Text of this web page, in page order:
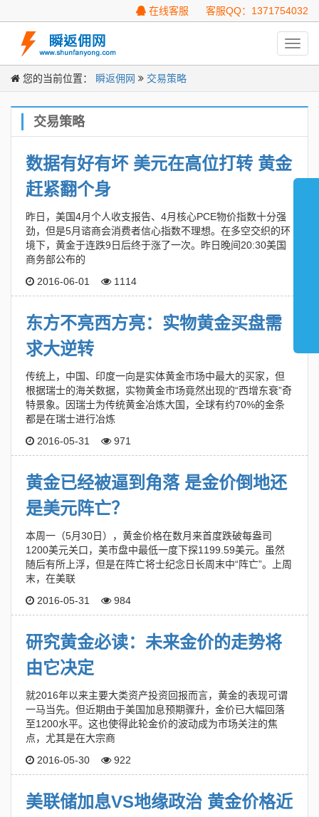
在线客服 客服QQ：1371754032
您的当前位置：
瞬返佣网 交易策略
交易策略
数据有好有坏 美元在高位打转 黄金
赶紧翻个身
昨日，美国4月个人收支报告、4月核心PCE物价指数十分强
劲，但是5月谘商会消费者信心指数不理想。在多空交织的环
境下，黄金于连跌9日后终于涨了一次。昨日晚间20:30美国
商务部公布的
2016-06-01
1114
东方不亮西方亮：实物黄金买盘需
求大逆转
传统上，中国、印度一向是实体黄金市场中最大的买家，但
根据瑞士的海关数据，实物黄金市场竟然出现的“西增东衰”奇
特景象。因瑞士为传统黄金冶炼大国，全球有约70%的金条
都是在瑞士进行冶炼
2016-05-31
971
黄金已经被逼到角落 是金价倒地还
是美元阵亡？
本周一（5月30日），黄金价格在数月来首度跌破每盎司
1200美元关口，美市盘中最低一度下探1199.59美元。虽然
随后有所上浮，但是在阵亡将士纪念日长周末中“阵亡”。上周
末，在美联
2016-05-31
984
研究黄金必读：未来金价的走势将
由它决定
就2016年以来主要大类资产投资回报而言，黄金的表现可谓
一马当先。但近期由于美国加息预期骤升，金价已大幅回落
至1200水平。这也使得此轮金价的波动成为市场关注的焦
点，尤其是在大宗商
2016-05-30
922
美联储加息VS地缘政治 黄金价格近